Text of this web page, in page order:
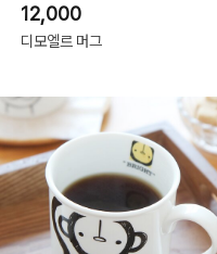
12,000
디모엘르 머그